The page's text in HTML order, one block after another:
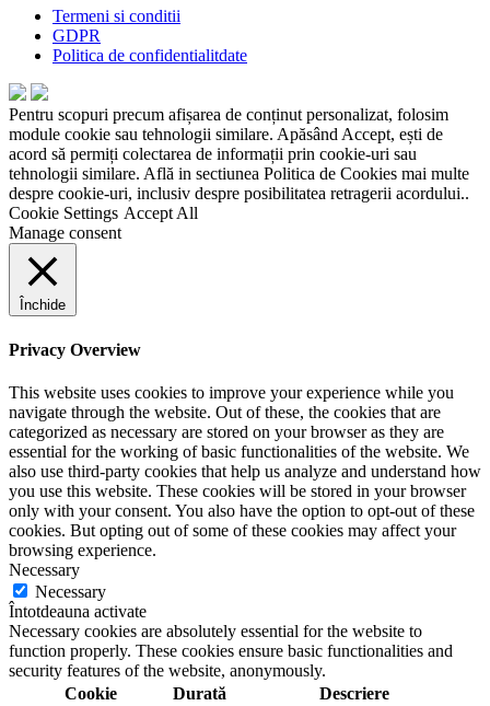
Termeni si conditii
GDPR
Politica de confidentialitdate
Pentru scopuri precum afișarea de conținut personalizat, folosim
module cookie sau tehnologii similare. Apăsând Accept, ești de
acord să permiți colectarea de informații prin cookie-uri sau
tehnologii similare. Află in sectiunea Politica de Cookies mai multe
despre cookie-uri, inclusiv despre posibilitatea retragerii acordului..
Cookie Settings Accept All
Manage consent
Închide
Privacy Overview
This website uses cookies to improve your experience while you
navigate through the website. Out of these, the cookies that are
categorized as necessary are stored on your browser as they are
essential for the working of basic functionalities of the website. We
also use third-party cookies that help us analyze and understand how
you use this website. These cookies will be stored in your browser
only with your consent. You also have the option to opt-out of these
cookies. But opting out of some of these cookies may affect your
browsing experience.
Necessary
Necessary
Întotdeauna activate
Necessary cookies are absolutely essential for the website to
function properly. These cookies ensure basic functionalities and
security features of the website, anonymously.
Cookie
Durată Descriere